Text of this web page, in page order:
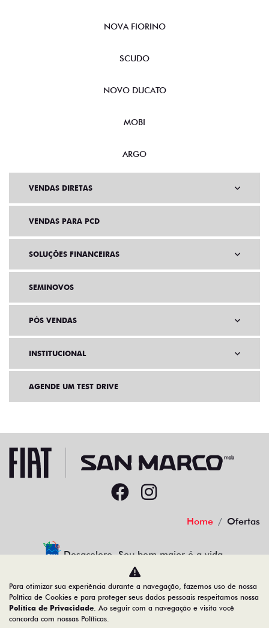
NOVA FIORINO
SCUDO
NOVO DUCATO
MOBI
ARGO
VENDAS DIRETAS
VENDAS PARA PCD
SOLUÇÕES FINANCEIRAS
SEMINOVOS
PÓS VENDAS
INSTITUCIONAL
AGENDE UM TEST DRIVE
Home Ofertas
Desacelere. Seu bem maior é a vida.
22.204.101/0001-17
Para otimizar sua experiência durante a navegação, fazemos uso de nossa
Política de Cookies e para proteger seus dados pessoais respeitamos nossa
Política de Privacidade. Ao seguir com a navegação e visita você
concorda com nossas Políticas.